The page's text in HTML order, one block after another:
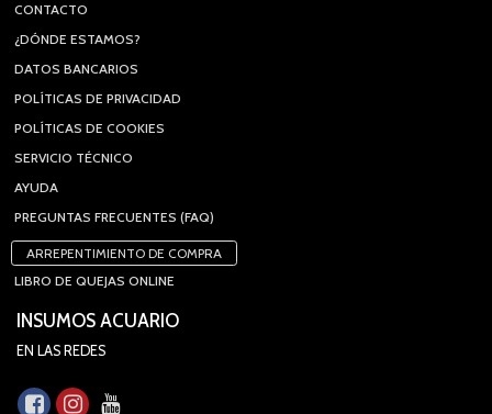
CONTACTO
¿DÓNDE ESTAMOS?
DATOS BANCARIOS
POLÍTICAS DE PRIVACIDAD
POLÍTICAS DE COOKIES
SERVICIO TÉCNICO
AYUDA
PREGUNTAS FRECUENTES (FAQ)
ARREPENTIMIENTO DE COMPRA
LIBRO DE QUEJAS ONLINE
INSUMOS ACUARIO
EN LAS REDES